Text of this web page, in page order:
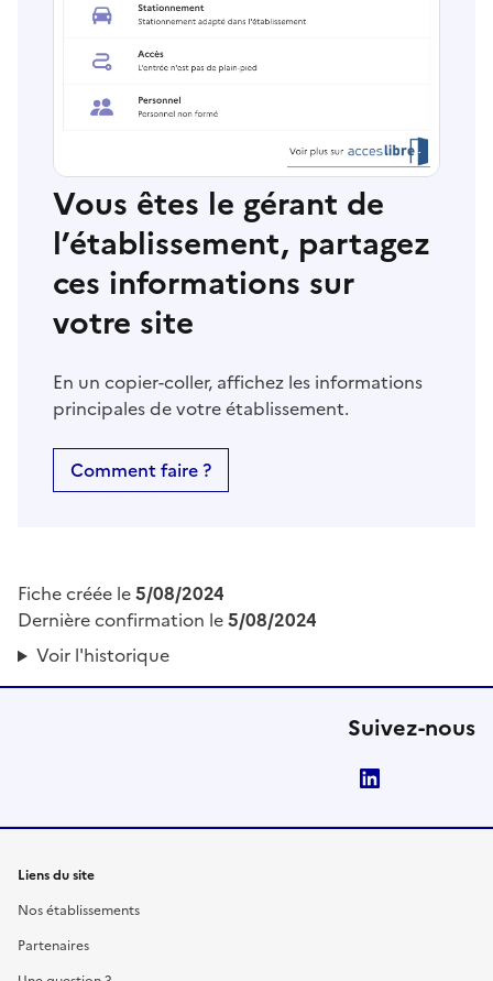
Vous êtes le gérant de
l’établissement, partagez
ces informations sur
votre site
En un copier-coller, affichez les informations
principales de votre établissement.
Comment faire ?
Fiche créée le5/08/2024
Dernière confirmation le5/08/2024
Voir l'historique
Suivez-nous
Liens du site
Nos établissements
Partenaires